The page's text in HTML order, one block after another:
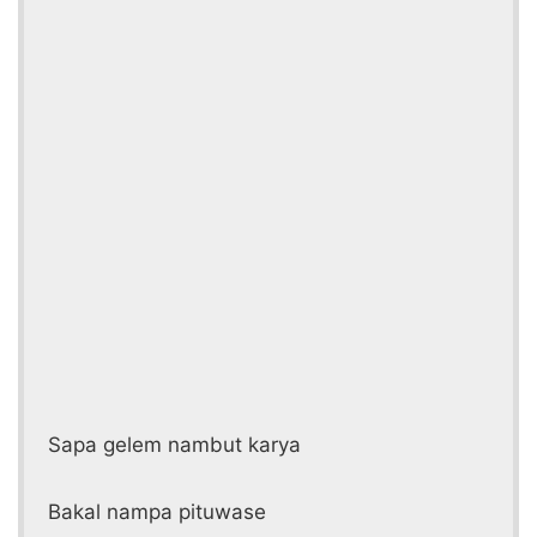
Sapa gelem nambut karya
Bakal nampa pituwase